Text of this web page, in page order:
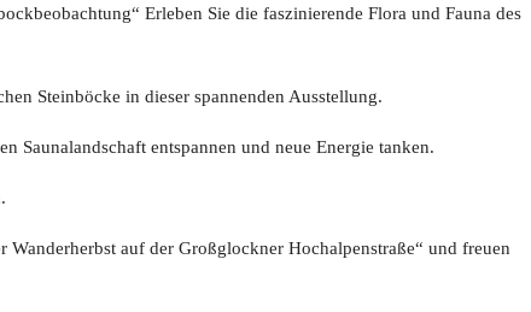
Erleben Sie die faszinierende Flora und Fauna des
Steinböcke in dieser spannenden Ausstellung.
Saunalandschaft entspannen und neue Energie tanken.
auf der Großglockner Hochalpenstraße“ und freuen